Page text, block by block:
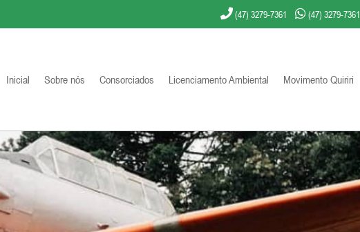
(47) 3279-7361 (47) 3279-7361
Inicial Sobre nós Consorciados Licenciamento Ambiental Movimento Quiriri